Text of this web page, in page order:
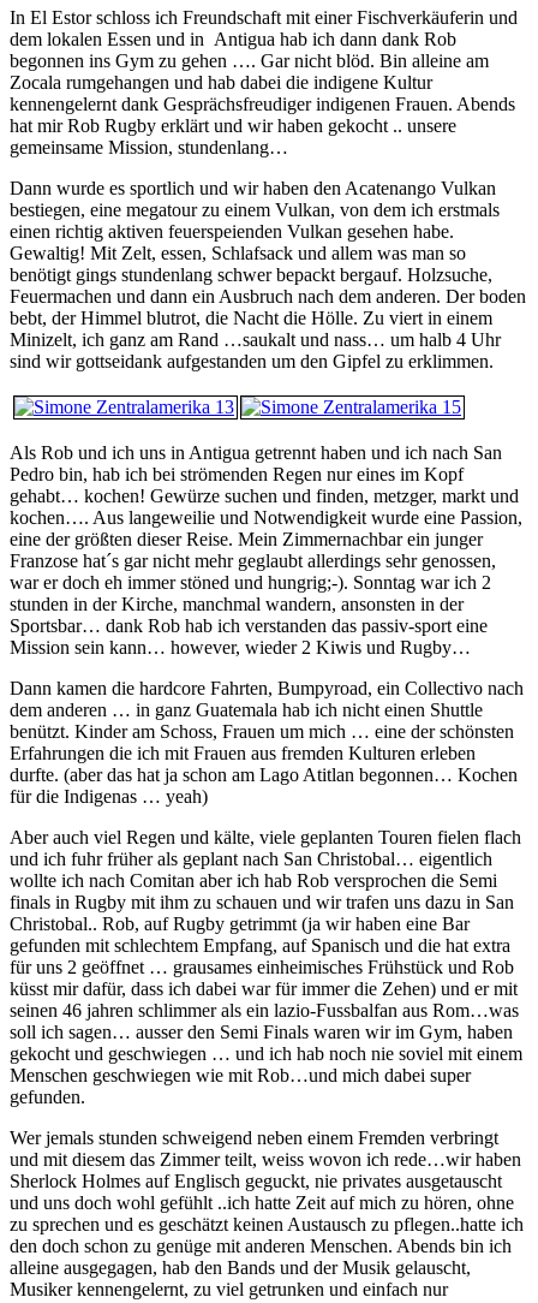
In El Estor schloss ich Freundschaft mit einer Fischverkäuferin und
dem lokalen Essen und in Antigua hab ich dann dank Rob
begonnen ins Gym zu gehen …. Gar nicht blöd. Bin alleine am
Zocala rumgehangen und hab dabei die indigene Kultur
kennengelernt dank Gesprächsfreudiger indigenen Frauen. Abends
hat mir Rob Rugby erklärt und wir haben gekocht .. unsere
gemeinsame Mission, stundenlang…
Dann wurde es sportlich und wir haben den Acatenango Vulkan
bestiegen, eine megatour zu einem Vulkan, von dem ich erstmals
einen richtig aktiven feuerspeienden Vulkan gesehen habe.
Gewaltig! Mit Zelt, essen, Schlafsack und allem was man so
benötigt gings stundenlang schwer bepackt bergauf. Holzsuche,
Feuermachen und dann ein Ausbruch nach dem anderen. Der boden
bebt, der Himmel blutrot, die Nacht die Hölle. Zu viert in einem
Minizelt, ich ganz am Rand …saukalt und nass… um halb 4 Uhr
sind wir gottseidank aufgestanden um den Gipfel zu erklimmen.
Als Rob und ich uns in Antigua getrennt haben und ich nach San
Pedro bin, hab ich bei strömenden Regen nur eines im Kopf
gehabt… kochen! Gewürze suchen und finden, metzger, markt und
kochen…. Aus langeweilie und Notwendigkeit wurde eine Passion,
eine der größten dieser Reise. Mein Zimmernachbar ein junger
Franzose hat´s gar nicht mehr geglaubt allerdings sehr genossen,
war er doch eh immer stöned und hungrig;-). Sonntag war ich 2
stunden in der Kirche, manchmal wandern, ansonsten in der
Sportsbar… dank Rob hab ich verstanden das passiv-sport eine
Mission sein kann… however, wieder 2 Kiwis und Rugby…
Dann kamen die hardcore Fahrten, Bumpyroad, ein Collectivo nach
dem anderen … in ganz Guatemala hab ich nicht einen Shuttle
benützt. Kinder am Schoss, Frauen um mich … eine der schönsten
Erfahrungen die ich mit Frauen aus fremden Kulturen erleben
durfte. (aber das hat ja schon am Lago Atitlan begonnen… Kochen
für die Indigenas … yeah)
Aber auch viel Regen und kälte, viele geplanten Touren fielen flach
und ich fuhr früher als geplant nach San Christobal… eigentlich
wollte ich nach Comitan aber ich hab Rob versprochen die Semi
finals in Rugby mit ihm zu schauen und wir trafen uns dazu in San
Christobal.. Rob, auf Rugby getrimmt (ja wir haben eine Bar
gefunden mit schlechtem Empfang, auf Spanisch und die hat extra
für uns 2 geöffnet … grausames einheimisches Frühstück und Rob
küsst mir dafür, dass ich dabei war für immer die Zehen) und er mit
seinen 46 jahren schlimmer als ein lazio-Fussbalfan aus Rom…was
soll ich sagen… ausser den Semi Finals waren wir im Gym, haben
gekocht und geschwiegen … und ich hab noch nie soviel mit einem
Menschen geschwiegen wie mit Rob…und mich dabei super
gefunden.
Wer jemals stunden schweigend neben einem Fremden verbringt
und mit diesem das Zimmer teilt, weiss wovon ich rede…wir haben
Sherlock Holmes auf Englisch geguckt, nie privates ausgetauscht
und uns doch wohl gefühlt ..ich hatte Zeit auf mich zu hören, ohne
zu sprechen und es geschätzt keinen Austausch zu pflegen..hatte ich
den doch schon zu genüge mit anderen Menschen. Abends bin ich
alleine ausgegagen, hab den Bands und der Musik gelauscht,
Musiker kennengelernt, zu viel getrunken und einfach nur